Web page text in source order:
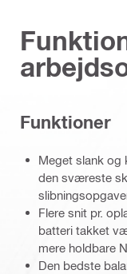
Funktioner
Meget slank og
den sværeste
Flere snit pr.
batteri takket
mere holdbare
Den bedste